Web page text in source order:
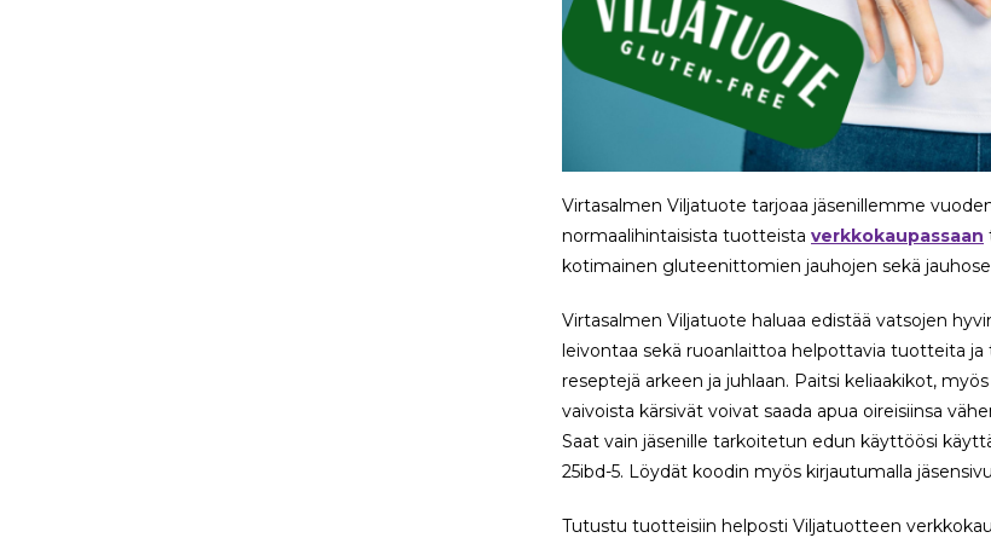
Virtasalmen Viljatuote tarjoaa jäsenillemme
normaalihintaisista tuotteista verkkokaupassaan
kotimainen gluteenittomien jauhojen sekä
Virtasalmen Viljatuote haluaa edistää vatsojen
leivontaa sekä ruoanlaittoa helpottavia tuotteita
reseptejä arkeen ja juhlaan. Paitsi keliaakikot,
vaivoista kärsivät voivat saada apua oireisiinsa
Saat vain jäsenille tarkoitetun edun käyttöösi
25ibd-5. Löydät koodin myös kirjautumalla
Tutustu tuotteisiin helposti Viljatuotteen